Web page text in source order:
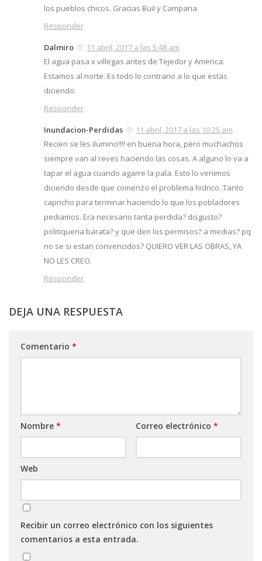
los pueblos chicos. Gracias Buil y Campana
Responder
Dalmiro
11 abril, 2017 a las 5:48 am
El agua pasa x villegas antes de Tejedor y America.
Estamos al norte. Es todo lo contrario a lo que estas
diciendo.
Responder
Inundacion-Perdidas
11 abril, 2017 a las 10:25 am
Recien se les ilumino!!!! en buena hora, pero muchachos
siempre van al reves haciendo las cosas. A alguno lo va a
tapar el agua cuando agarre la pala. Esto lo venimos
diciendo desde que comenzo el problema hidrico. Tanto
capricho para terminar haciendo lo que los pobladores
pediamos. Era necesario tanta perdida? disgusto?
politiqueria barata? y que den los permisos? a medias? pq
no se si estan convencidos? QUIERO VER LAS OBRAS, YA
NO LES CREO.
Responder
DEJA UNA RESPUESTA
Comentario *
Nombre * Correo electrónico *
Web
Recibir un correo electrónico con los siguientes
comentarios a esta entrada.